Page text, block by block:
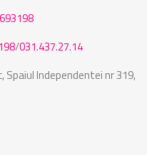
/031.437.27.14
Spaiul Independentei nr 319,